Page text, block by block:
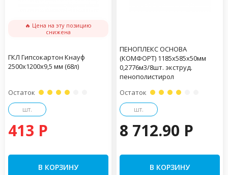
🔥 Цена на эту позицию
снижена
ГКЛ Гипсокартон Кнауф
2500х1200х9,5 мм (68л)
Остаток
шт.
413 P
В КОРЗИНУ
ПЕНОПЛЕКС ОСНОВА
(КОМФОРТ) 1185х585х50мм
0,2776м3/8шт. экструд.
пенополистирол
Остаток
шт.
8 712.90 P
В КОРЗИНУ